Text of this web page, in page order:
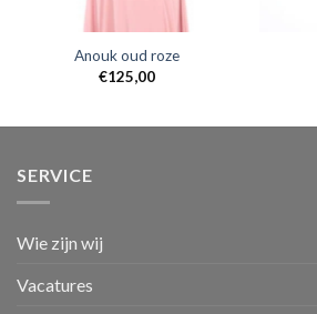
Anouk oud roze
€125,00
SERVICE
Wie zijn wij
Vacatures